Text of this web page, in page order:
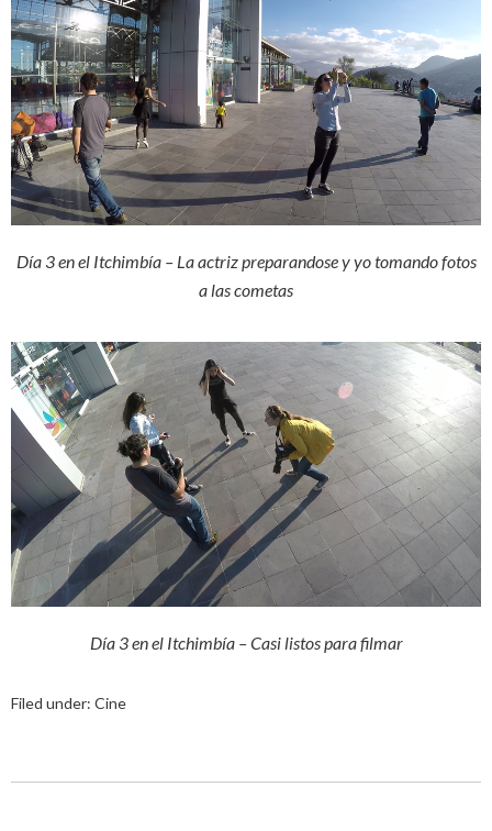
Día 3 en el Itchimbía – La actriz preparandose y yo tomando fotos
a las cometas
Día 3 en el Itchimbía – Casi listos para filmar
Filed under: Cine